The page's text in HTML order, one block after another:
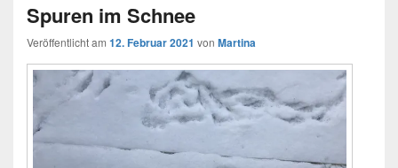
Spuren im Schnee
Veröffentlicht am 12. Februar 2021 von Martina